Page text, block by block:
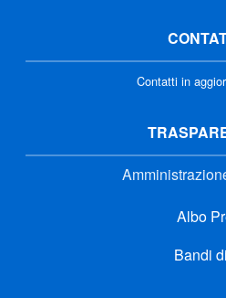
Contatti in
Albo
Bandi